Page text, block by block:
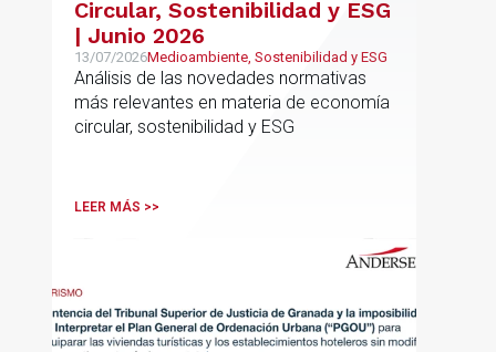
Circular, Sostenibilidad y ESG
| Junio 2026
13/07/2026Medioambiente, Sostenibilidad y ESG
Análisis de las novedades normativas
más relevantes en materia de economía
circular, sostenibilidad y ESG
LEER MÁS >>